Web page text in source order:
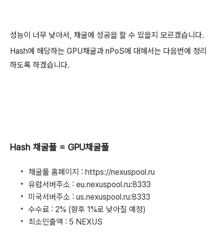
성능이 너무 낮아서, 채굴에 성공을 할 수 있을지 모르겠습니다.
Hash에 해당하는 GPU채굴과 nPoS에 대해서는 다음번에 정리
하도록 하겠습니다.
Hash 채굴풀 = GPU채굴풀
채굴풀 홈페이지 : https://nexuspool.ru
유럽서버주소 : eu.nexuspool.ru:8333
미국서버주소 : us.nexuspool.ru:8333
수수료 : 2% (향후 1%로 낮아질 예정)
최소인출액 : 5 NEXUS